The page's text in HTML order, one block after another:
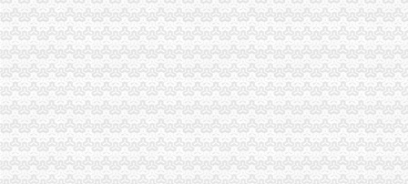
非洲崖豆木厂家_非洲崖豆木厂家/公司-阿里巴巴公司黄页
华立业：2008年半年度报告_证券之星
家居代理招商厂家_家居代理招商厂家/公司-阿里巴巴公司黄页
华立业：2009年半年度报告_证券之星
重庆义乌小商品营销定位招商策划方案.doc
宝山区（黑龙江省双鸭山市辖区）-搜百科
宝山区（黑龙江省双鸭山市辖区）-搜百科
中国房地产开发企业名录—6-敖汉开发区招商网-中国招商引资信
华立业：2008年度审计报告_证券之星